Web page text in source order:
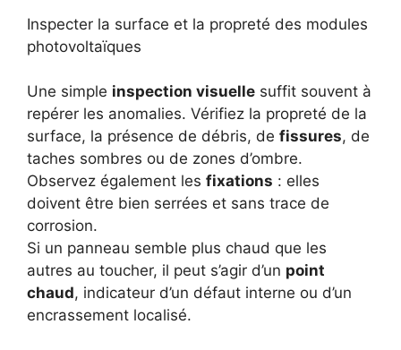
Inspecter la surface et la propreté des modules
photovoltaïques
Une simple inspection visuelle suffit souvent à
repérer les anomalies. Vérifiez la propreté de la
surface, la présence de débris, de fissures, de
taches sombres ou de zones d’ombre.
Observez également les fixations : elles
doivent être bien serrées et sans trace de
corrosion.
Si un panneau semble plus chaud que les
autres au toucher, il peut s’agir d’un point
chaud, indicateur d’un défaut interne ou d’un
encrassement localisé.